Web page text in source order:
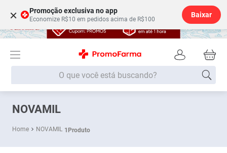
× Promoção exclusiva no app
Economize R$10 em pedidos acima de R$100
Baixar
O que você está buscando?
NOVAMIL
NOVAMIL 1Produto
Termos mais buscados
1 º Fralda